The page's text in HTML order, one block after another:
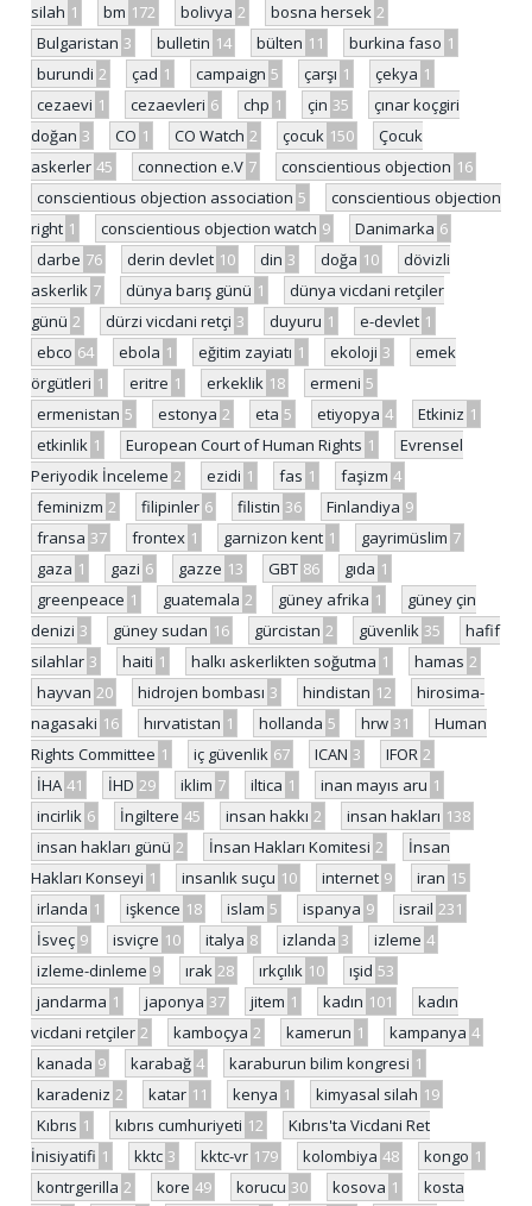
silah 1 bm 172 bolivya 2 bosna hersek 2
Bulgaristan 3 bulletin 14 bülten 11 burkina faso 1
burundi 2 çad 1 campaign 5 çarşı 1 çekya 1
cezaevi 1 cezaevleri 6 chp 1 çin 35
çınar koçgiri
doğan 3 CO 1 CO Watch 2 çocuk 150
Çocuk
askerler 45 connection e.V 7 conscientious objection 16
conscientious objection association 5
conscientious objection
right 1 conscientious objection watch 9 Danimarka 6
darbe 76 derin devlet 10 din 3 doğa 10
dövizli
askerlik 7 dünya barış günü 1
dünya vicdani retçiler
günü 2 dürzi vicdani retçi 3 duyuru 1 e-devlet 1
ebco 64 ebola 1 eğitim zayiatı 1 ekoloji 3
emek
örgütleri 1 eritre 1 erkeklik 18 ermeni 5
ermenistan 5 estonya 2 eta 5 etiyopya 4 Etkiniz 1
etkinlik 1 European Court of Human Rights 1
Evrensel
Periyodik İnceleme 2 ezidi 1 fas 1 faşizm 4
feminizm 2 filipinler 6 filistin 36 Finlandiya 9
fransa 37 frontex 1 garnizon kent 1 gayrimüslim 7
gaza 1 gazi 6 gazze 13 GBT 86 gıda 1
greenpeace 1 guatemala 2 güney afrika 1
güney çin
denizi 3 güney sudan 16 gürcistan 2 güvenlik 35
hafif
silahlar 3 haiti 1 halkı askerlikten soğutma 1 hamas 2
hayvan 20 hidrojen bombası 3 hindistan 12
hirosima-
nagasaki 16 hırvatistan 1 hollanda 5 hrw 31
Human
Rights Committee 1 iç güvenlik 67 ICAN 3 IFOR 2
İHA 41 İHD 29 iklim 7 iltica 1 inan mayıs aru 1
incirlik 6 İngiltere 45 insan hakkı 2 insan hakları 138
insan hakları günü 2 İnsan Hakları Komitesi 2
İnsan
Hakları Konseyi 1 insanlık suçu 10 internet 9 iran 15
irlanda 1 işkence 18 islam 5 ispanya 9 israil 231
İsveç 9 isviçre 10 italya 8 izlanda 3 izleme 4
izleme-dinleme 9 ırak 28 ırkçılık 10 ışid 53
jandarma 1 japonya 37 jitem 1 kadın 101
kadın
vicdani retçiler 2 kamboçya 2 kamerun 1 kampanya 4
kanada 9 karabağ 4 karaburun bilim kongresi 1
karadeniz 2 katar 11 kenya 1 kimyasal silah 19
Kıbrıs 1 kıbrıs cumhuriyeti 12
Kıbrıs'ta Vicdani Ret
İnisiyatifi 1 kktc 3 kktc-vr 179 kolombiya 48 kongo 1
kontrgerilla 2 kore 49 korucu 30 kosova 1
kosta